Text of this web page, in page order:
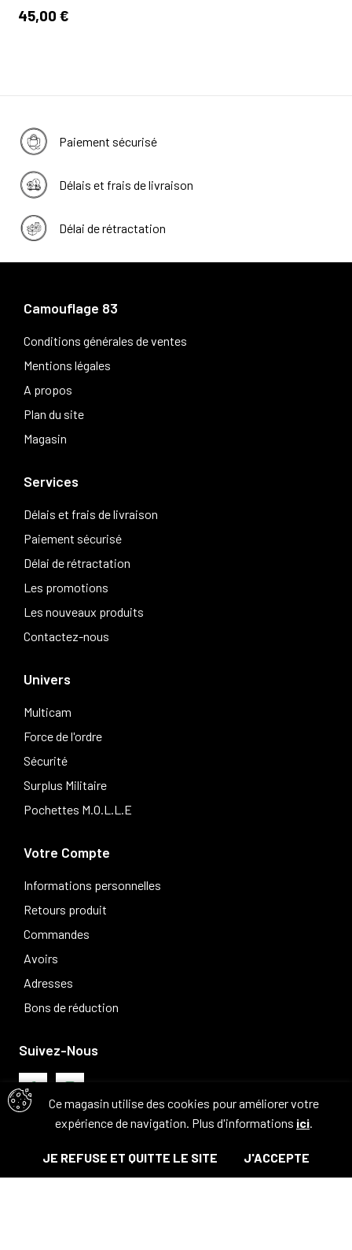
45,00 €
Paiement sécurisé
Délais et frais de livraison
Délai de rétractation
Camouflage 83
Conditions générales de ventes
Mentions légales
A propos
Plan du site
Magasin
Services
Délais et frais de livraison
Paiement sécurisé
Délai de rétractation
Les promotions
Les nouveaux produits
Contactez-nous
Univers
Multicam
Force de l'ordre
Sécurité
Surplus Militaire
Pochettes M.O.L.L.E
Votre Compte
Informations personnelles
Retours produit
Commandes
Avoirs
Adresses
Bons de réduction
Ce magasin utilise des cookies pour améliorer votre
expérience de navigation. Plus d'informations ici.
JE REFUSE ET QUITTE LE SITE J'ACCEPTE
Suivez-Nous